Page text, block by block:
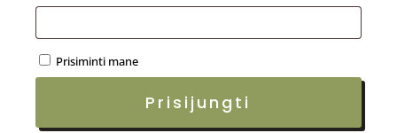
Prisiminti mane
Prisijungti